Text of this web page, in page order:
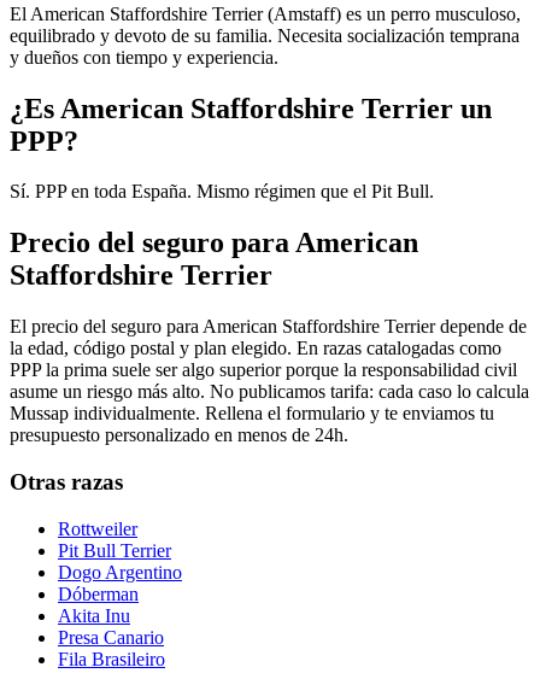
El American Staffordshire Terrier (Amstaff) es un perro musculoso,
equilibrado y devoto de su familia. Necesita socialización temprana
y dueños con tiempo y experiencia.
¿Es American Staffordshire Terrier un
PPP?
Sí. PPP en toda España. Mismo régimen que el Pit Bull.
Precio del seguro para American
Staffordshire Terrier
El precio del seguro para American Staffordshire Terrier depende de
la edad, código postal y plan elegido. En razas catalogadas como
PPP la prima suele ser algo superior porque la responsabilidad civil
asume un riesgo más alto. No publicamos tarifa: cada caso lo calcula
Mussap individualmente. Rellena el formulario y te enviamos tu
presupuesto personalizado en menos de 24h.
Otras razas
Rottweiler
Pit Bull Terrier
Dogo Argentino
Dóberman
Akita Inu
Presa Canario
Fila Brasileiro